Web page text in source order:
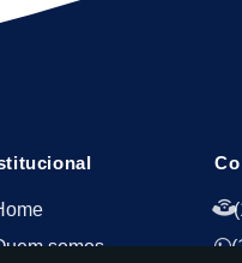
Limpeza de Fachadas de Predios
Predial
somos